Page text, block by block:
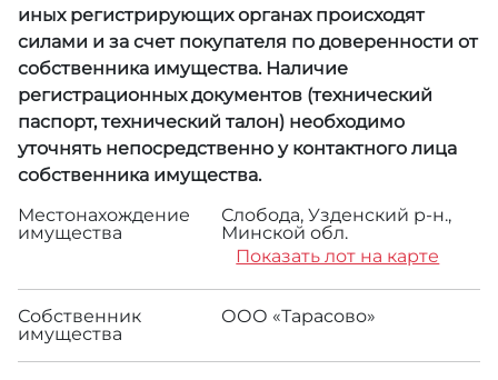
иных регистрирующих органах происходят
силами и за счет покупателя по доверенности от
собственника имущества. Наличие
регистрационных документов (технический
паспорт, технический талон) необходимо
уточнять непосредственно у контактного лица
собственника имущества.
Местонахождение
имущества
Слобода, Узденский р-н.,
Минской обл.
Показать лот на карте
Собственник
имущества
ООО «Тарасово»